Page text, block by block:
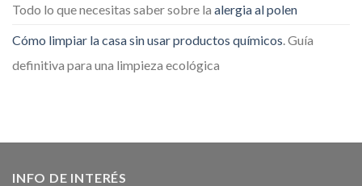
Todo lo que necesitas saber sobre la alergia al polen
Cómo limpiar la casa sin usar productos químicos. Guía
definitiva para una limpieza ecológica
INFO DE INTERÉS